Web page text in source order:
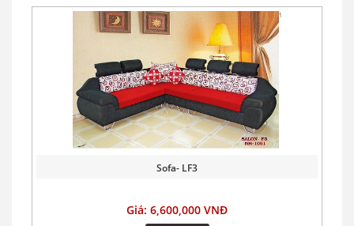
Sofa- LF3
Giá: 6,600,000 VNĐ